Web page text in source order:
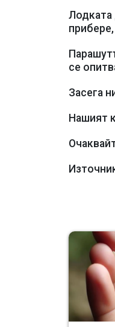
Лодката
се
Засега
Нашият